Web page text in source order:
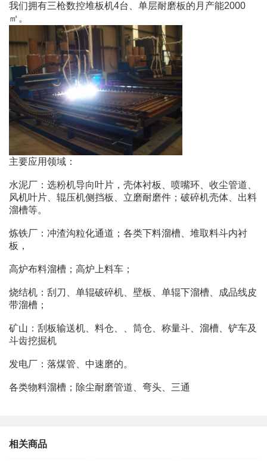
我们拥有三枪数控堆板机4台、单层耐磨板的月产能2000
㎡。
主要应用领域：
水泥厂：选粉机导向叶片，壳体衬板、喷嘴环、收尘管道、
风机叶片、辊压机侧挡板、立磨耐磨件；破碎机壳体、出料
溜槽等。
炼铁厂：冲渣沟粒化通道；各类下料溜槽、堆取料斗内衬
板，
高炉布料溜槽；高炉上料车；
烧结机：刮刀、单辊破碎机、壁板、单辊下溜槽、成品线皮
带溜槽；
矿山：刮板输送机、料仓、、筒仓、称量斗、溜槽、铲车及
斗齿挖掘机
发电厂：落煤管、中速磨的。
各类物料溜槽；除尘耐磨管道、弯头、三通
相关商品